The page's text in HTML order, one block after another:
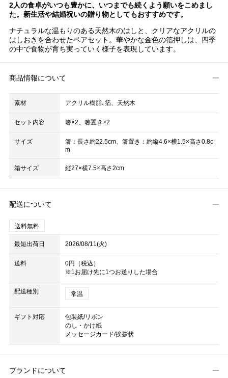
2人の食卓がいつも豊かに、いつまでも続くよう願いをこめまし
た。新生活や結婚祝いの贈り物としてもおすすめです。
ナチュラルな温もりのある天然木のはしと、クリアなアクリルの
はしおきを合わせたペアセット。華やかな金色の箔押しは、四季
の中で食物が育ち実っていく様子を表現しています。
商品情報について
素材 アクリル樹脂､箔、天然木
セット内容 箸×2、箸置き×2
サイズ
箸：長さ約22.5cm、箸置き：約縦4.6×横1.5×高さ0.8c
m
箱サイズ 縦27×横7.5×高さ2cm
配送について
送料無料
最短出荷日 2026/08/11(火)
送料
0円（税込）
※1お届け先に1つお送りした場合
配送種別 常温
ギフト対応
包装紙/リボン
のし・かけ紙
メッセージカード/挨拶状
ブランドについて